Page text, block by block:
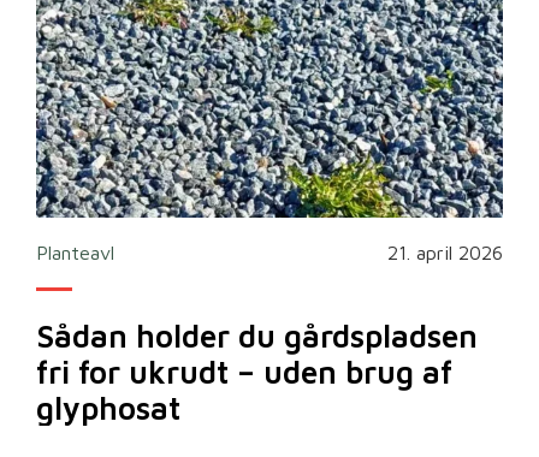
Planteavl 21. april 2026
Sådan holder du gårdspladsen
fri for ukrudt – uden brug af
glyphosat